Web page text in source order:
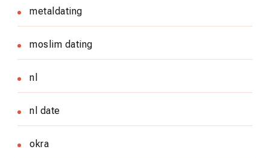
metaldating
moslim dating
nl
nl date
okra